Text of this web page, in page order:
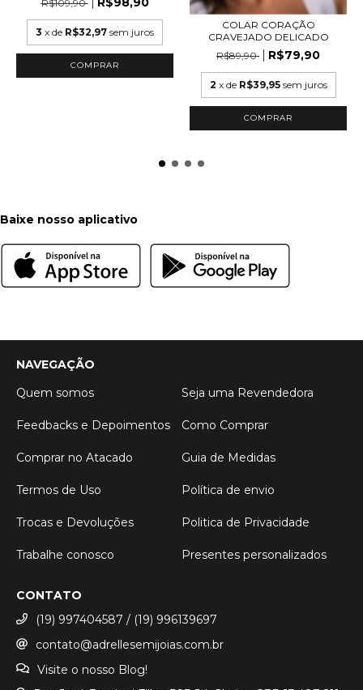
R$109,90
3 x de R$32,97 sem juros
COMPRAR
COLAR CORAÇÃO
CRAVEJADO DELICADO
R$89,90
R$79,90
2 x de R$39,95 sem juros
COMPRAR
Baixe nosso aplicativo
NAVEGAÇÃO
Quem somos
Seja uma Revendedora
Feedbacks e Depoimentos Como Comprar
Comprar no Atacado Guia de Medidas
Termos de Uso Política de envio
Trocas e Devoluções Politica de Privacidade
Trabalhe conosco Presentes personalizados
CONTATO
(19) 997404587 / (19) 996139697
contato@adrellesemijoias.com.br
Visite o nosso Blog!